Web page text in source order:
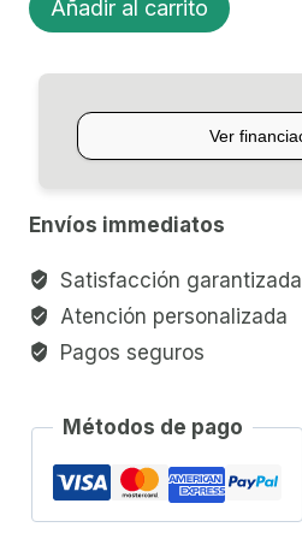
PARA
STANDARD
MEDIUM
JUMBO
cantidad
Añadir al carrito
Envíos immediatos
Satisfacción garantizada
Atención personalizada
Pagos seguros
Métodos de pago